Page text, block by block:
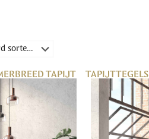
TAPIJT TAPIJTTEGELS